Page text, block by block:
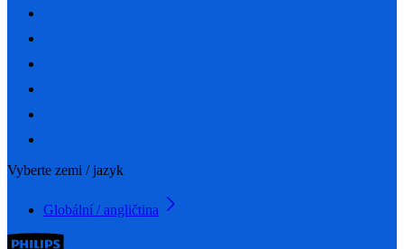
Vyberte zemi / jazyk
Globální / angličtina